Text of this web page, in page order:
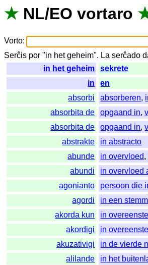
★ NL/EO vortaro
Vorto:
Serĉis por "in het geheim". La serĉado
in het geheim
sekrete
in
en
absorbi
absorberen,
absorbita de
opgaand in,
absorbita de
opgaand in,
abstrakte
in abstracto
abunde
in overvloed,
abundi
in overvloed
agonianto
persoon die
agordi
in een
akorda kun
in
akordigi
in
akuzativigi
in de vierde
alilande
in het